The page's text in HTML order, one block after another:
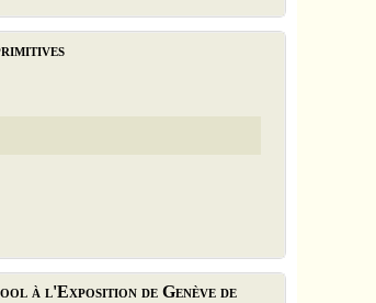
à l'Exposition de Genève de